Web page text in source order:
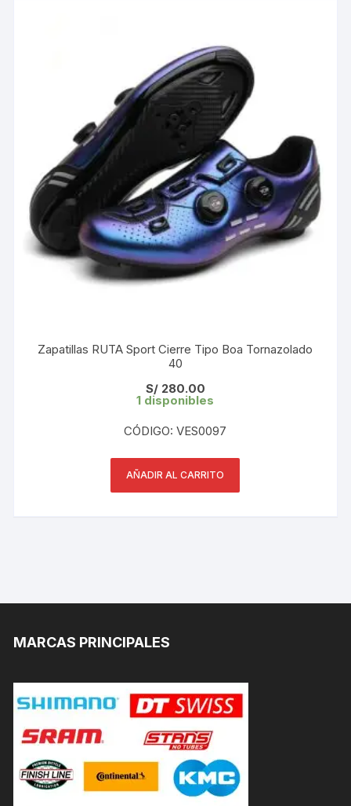
Zapatillas RUTA Sport Cierre Tipo Boa Tornazolado
40
S/280.00
1 disponibles
CÓDIGO: VES0097
AÑADIR AL CARRITO
MARCAS PRINCIPALES